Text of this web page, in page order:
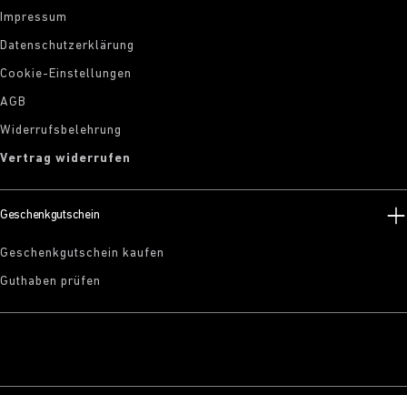
Impressum
Datenschutzerklärung
Cookie-Einstellungen
AGB
Widerrufsbelehrung
Vertrag widerrufen
Geschenkgutschein
Geschenkgutschein kaufen
Guthaben prüfen